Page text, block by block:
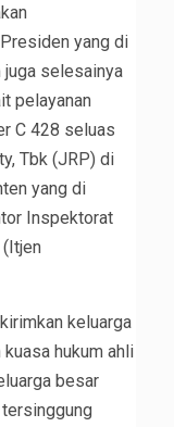
yang di
selesainya
pelayanan
C 428 seluas
Tbk (JRP) di
yang di
Inspektorat
keluarga
hukum ahli
besar